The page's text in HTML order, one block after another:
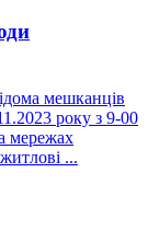
мешканців
року з 9-00
мережах
...